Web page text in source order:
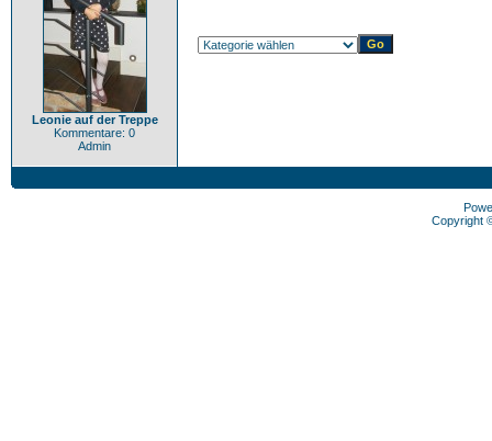
Leonie auf der Treppe
Kommentare: 0
Admin
Copyright